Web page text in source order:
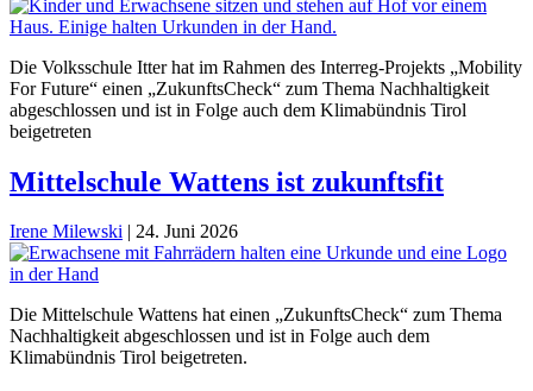
Die Volksschule Itter hat im Rahmen des Interreg-Projekts „Mobility
For Future“ einen „ZukunftsCheck“ zum Thema Nachhaltigkeit
abgeschlossen und ist in Folge auch dem Klimabündnis Tirol
beigetreten
Mittelschule Wattens ist zukunftsfit
Irene Milewski | 24. Juni 2026
Die Mittelschule Wattens hat einen „ZukunftsCheck“ zum Thema
Nachhaltigkeit abgeschlossen und ist in Folge auch dem
Klimabündnis Tirol beigetreten.